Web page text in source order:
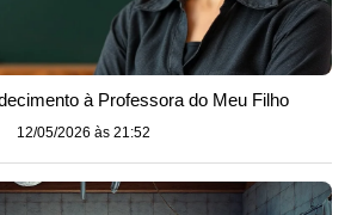
à Professora do Meu Filho
12/05/2026 às 21:52